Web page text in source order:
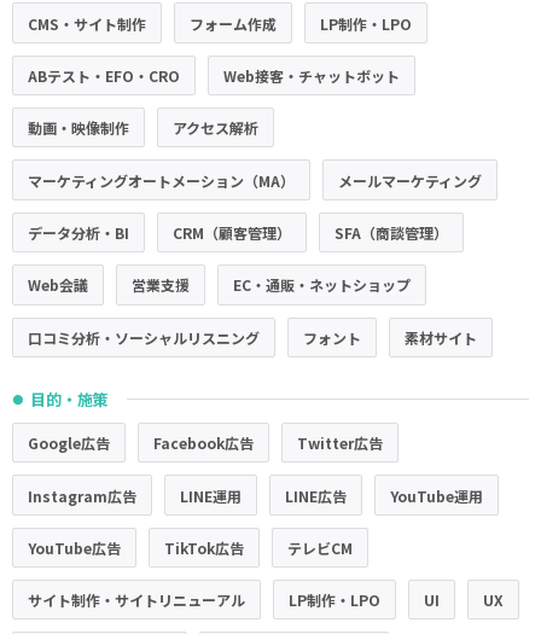
CMS・サイト制作 フォーム作成 LP制作・LPO
ABテスト・EFO・CRO Web接客・チャットボット
動画・映像制作 アクセス解析
マーケティングオートメーション（MA） メールマーケティング
データ分析・BI CRM（顧客管理） SFA（商談管理）
Web会議 営業支援 EC・通販・ネットショップ
口コミ分析・ソーシャルリスニング フォント 素材サイト
● 目的・施策
Google広告 Facebook広告 Twitter広告
Instagram広告 LINE運用 LINE広告 YouTube運用
YouTube広告 TikTok広告 テレビCM
サイト制作・サイトリニューアル LP制作・LPO UI UX